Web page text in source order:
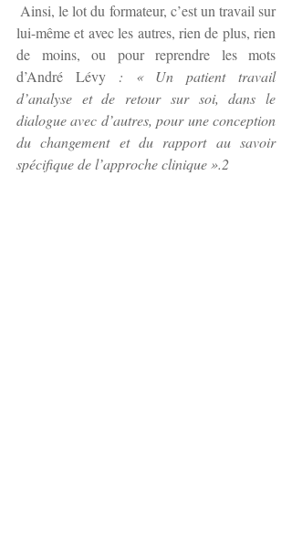
lui-même et avec les autres, rien de plus, rien
de moins, ou pour reprendre les mots
d’André Lévy : « Un patient travail
d’analyse et de retour sur soi, dans le
dialogue avec d’autres, pour une conception
du changement et du rapport au savoir
spécifique de l’approche clinique ».2